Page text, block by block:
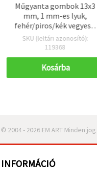
Műgyanta gombok 13x3
mm, 1 mm-es lyuk,
fehér/piros/kék vegyes –
10 db-os csomag
SKU (leltári azonosító):
119368
Kosárba
© 2004 - 2026 EM ART Minden
INFORMÁCIÓ